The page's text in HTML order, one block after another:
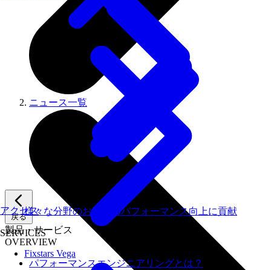
戻る
製品・サービス
OVERVIEW
パフォーマンスエンジニアリングとは？
アクセス様々な分野のお客様のパフォーマンス向上に貢献
SERVICES
Fixstars Vega
ニュース一覧